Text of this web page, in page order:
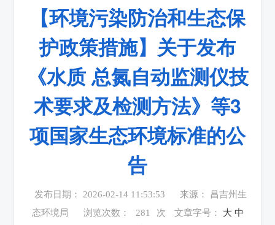
【环境污染防治和生态保
护政策措施】关于发布
《水质 总氮自动监测仪技
术要求及检测方法》等3
项国家生态环境标准的公
告
发布日期： 2026-02-14 11:53:53
来源： 昌吉州生
态环境局
浏览次数： 281 次 文章字号： 大 中